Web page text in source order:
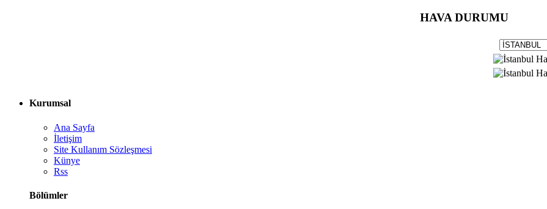
HAVA DURUMU
Kurumsal
Ana Sayfa
İletişim
Site Kullanım Sözleşmesi
Künye
Rss
Bölümler